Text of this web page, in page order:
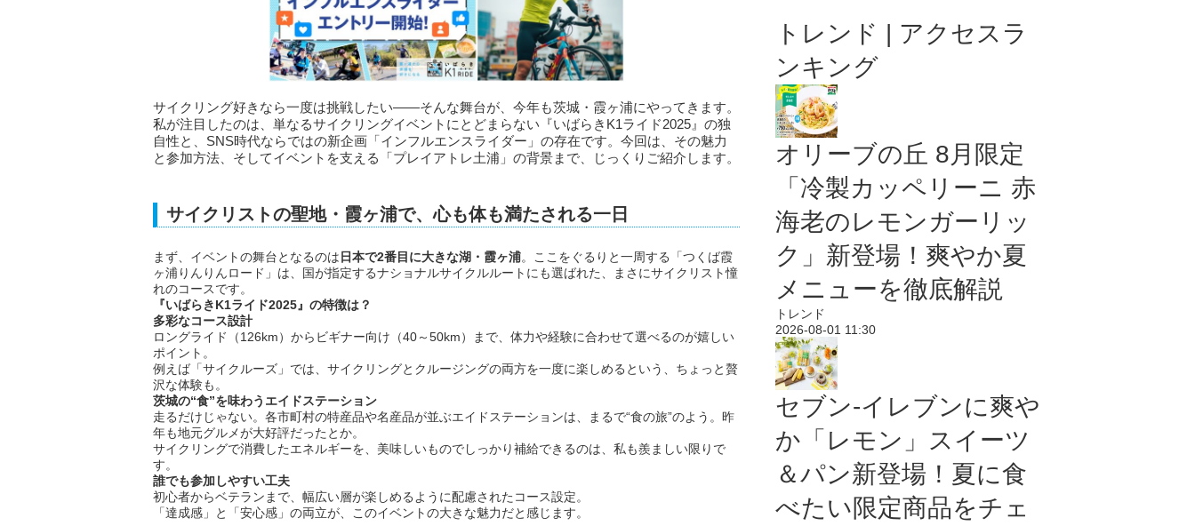
サイクリング好きなら一度は挑戦したい――そんな舞台が、今年も茨城・霞ヶ浦にやってきます。
私が注目したのは、単なるサイクリングイベントにとどまらない『いばらきK1ライド2025』の独
自性と、SNS時代ならではの新企画「インフルエンスライダー」の存在です。今回は、その魅力
と参加方法、そしてイベントを支える「プレイアトレ土浦」の背景まで、じっくりご紹介します。
サイクリストの聖地・霞ヶ浦で、心も体も満たされる一日
まず、イベントの舞台となるのは 日本で2番目に大きな湖・霞ヶ浦。ここをぐるりと一周する「つくば霞
ヶ浦りんりんロード」は、国が指定するナショナルサイクルルートにも選ばれた、まさにサイクリスト憧
れのコースです。
『いばらきK1ライド2025』の特徴は？
多彩なコース設計
ロングライド（126km）からビギナー向け（40～50km）まで、体力や経験に合わせて選べるのが嬉しい
ポイント。
例えば「サイクルーズ」では、サイクリングとクルージングの両方を一度に楽しめるという、ちょっと贅
沢な体験も。
茨城の“食”を味わうエイドステーション
走るだけじゃない。各市町村の特産品や名産品が並ぶエイドステーションは、まるで“食の旅”のよう。昨
年も地元グルメが大好評だったとか。
サイクリングで消費したエネルギーを、美味しいものでしっかり補給できるのは、私も羨ましい限りで
す。
誰でも参加しやすい工夫
初心者からベテランまで、幅広い層が楽しめるように配慮されたコース設定。
「達成感」と「安心感」の両立が、このイベントの大きな魅力だと感じます。
トレンド | アクセスラ
ンキング
オリーブの丘 8月限定
「冷製カッペリーニ 赤
海老のレモンガーリッ
ク」新登場！爽やか夏
メニューを徹底解説
トレンド
2026-08-01 11:30
セブン‐イレブンに爽や
か「レモン」スイーツ
＆パン新登場！夏に食
べたい限定商品をチェ